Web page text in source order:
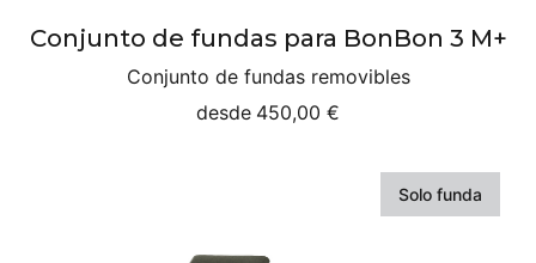
Conjunto de fundas para BonBon 3 M+
Conjunto de fundas removibles
desde 450,00 €
Solo funda